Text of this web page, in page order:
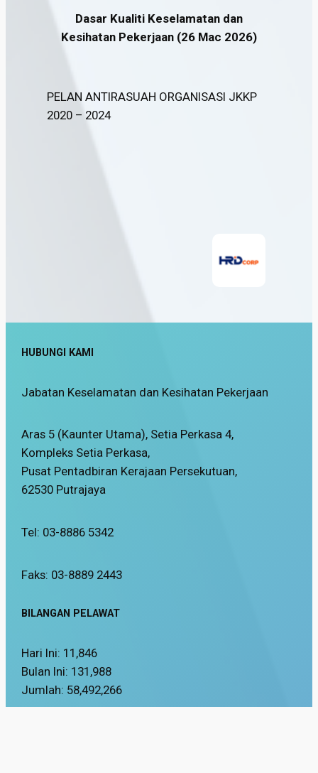
Dasar Kualiti Keselamatan dan
Kesihatan Pekerjaan (26 Mac 2026)
PELAN ANTIRASUAH ORGANISASI JKKP
2020 – 2024
HUBUNGI KAMI
Jabatan Keselamatan dan Kesihatan Pekerjaan
Aras 5 (Kaunter Utama), Setia Perkasa 4,
Kompleks Setia Perkasa,
Pusat Pentadbiran Kerajaan Persekutuan,
62530 Putrajaya
Tel: 03-8886 5342
Faks: 03-8889 2443
BILANGAN PELAWAT
Hari Ini: 11,846
Bulan Ini: 131,988
Jumlah: 58,492,266